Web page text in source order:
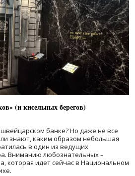
(и кисельных берегов)
банке? Но даже не все
знают, каким образом небольшая
в один из ведущих
Вниманию любознательных –
которая идет сейчас в Национальном